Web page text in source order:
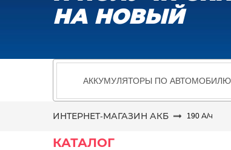
НА НОВЫЙ
АККУМУЛЯТОРЫ ПО АВТОМОБИЛЮ
ИНТЕРНЕТ-МАГАЗИН АКБ 190 А/ч
КАТАЛОГ